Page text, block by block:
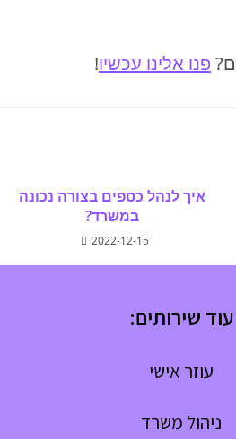
פנו אלינו עכשיו!
איך לנהל כספים בצורה נכונה
במשרד?
2022-12-15
עוד שירותים:
עוזר אישי
ניהול משרד